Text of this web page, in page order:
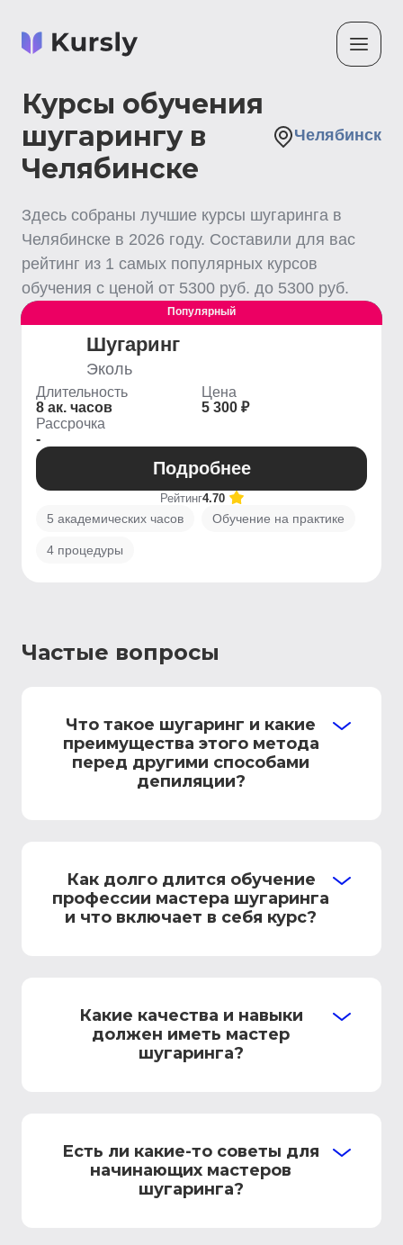
Курсы обучения
шугарингу в
Челябинске
Челябинск
Здесь собраны лучшие курсы шугаринга в
Челябинске в 2026 году. Составили для вас
рейтинг из 1 самых популярных курсов
обучения с ценой от 5300 руб. до 5300 руб.
Выгодный
Популярный
Шугаринг
Эколь
Длительность
8 ак. часов
Цена
5 300 ₽
Рассрочка
-
Подробнее
Рейтинг4.70
5 академических часов Обучение на практике
4 процедуры
Частые вопросы
Что такое шугаринг и какие
преимущества этого метода
перед другими способами
депиляции?
Как долго длится обучение
профессии мастера шугаринга
и что включает в себя курс?
Какие качества и навыки
должен иметь мастер
шугаринга?
Есть ли какие-то советы для
начинающих мастеров
шугаринга?